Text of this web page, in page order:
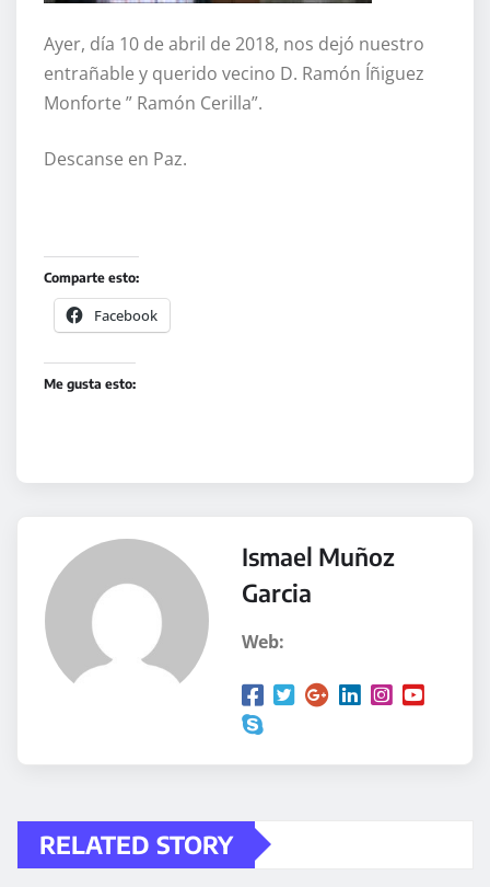
Ayer, día 10 de abril de 2018, nos dejó nuestro
entrañable y querido vecino D. Ramón Íñiguez
Monforte ” Ramón Cerilla”.
Descanse en Paz.
Comparte esto:
Facebook
Me gusta esto:
Ismael Muñoz
Garcia
Web:
RELATED STORY